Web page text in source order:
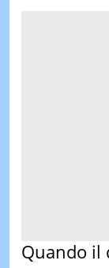
Quando il